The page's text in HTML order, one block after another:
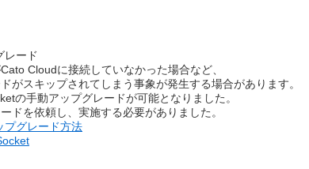
レード
Cloudに接続していなかった場合など、
がスキップされてしまう事象が発生する場合があります。
の手動アップグレードが可能となりました。
ドを依頼し、実施する必要がありました。
プグレード方法